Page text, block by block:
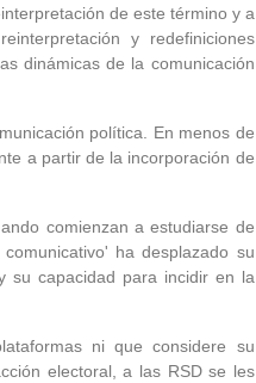
de este término y a
y redefiniciones
dinámicas de la comunicación
política. En menos de
a partir de la incorporación de
comienzan a estudiarse de
ha desplazado su
su capacidad para incidir en la
ni que considere su
electoral, a las RSD se les